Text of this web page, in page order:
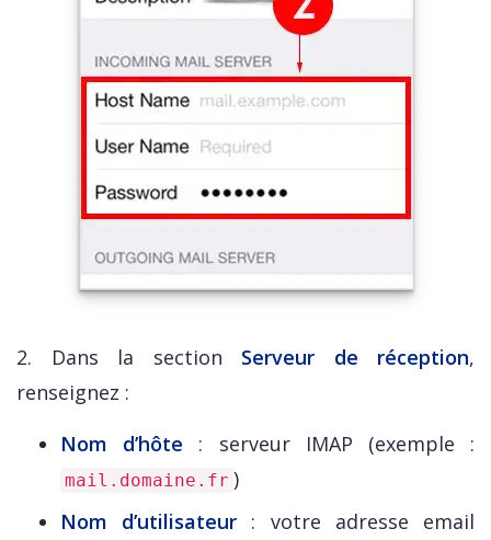
2. Dans la section Serveur de réception,
renseignez :
Nom d’hôte : serveur IMAP (exemple :
mail.domaine.fr )
Nom d’utilisateur : votre adresse email